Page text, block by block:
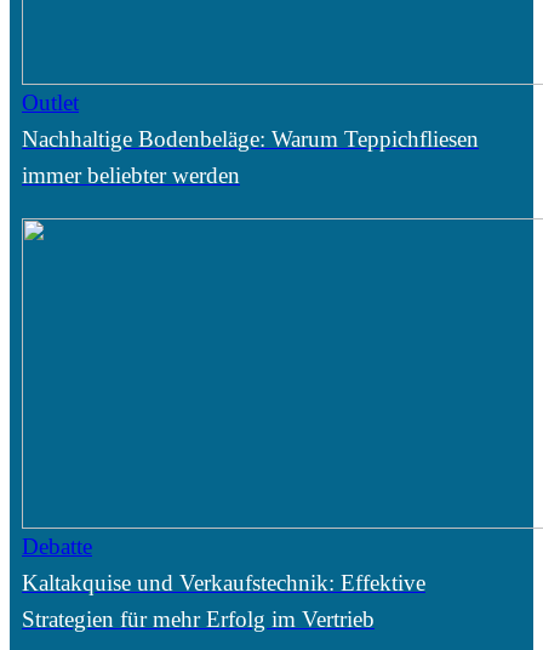
Outlet
Nachhaltige Bodenbeläge: Warum Teppichfliesen
immer beliebter werden
Debatte
Kaltakquise und Verkaufstechnik: Effektive
Strategien für mehr Erfolg im Vertrieb